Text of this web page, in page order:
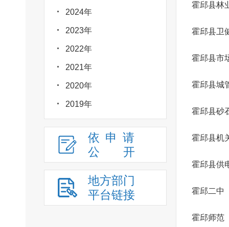
2024年
2023年
2022年
2021年
2020年
2019年
依申请
公
开
地方部门
平台链接
霍邱县林
霍邱县卫
霍邱县市
霍邱县城
霍邱县砂
霍邱县机
霍邱县供
霍邱二中
霍邱师范